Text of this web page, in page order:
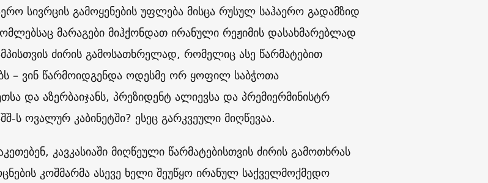
სივრცის გამოყენების უფლება მისცა რუსულ საჰაერო გადამზიდ
მარაგები მიჰქონდათ ირანული რეჟიმის დასახმარებლად
ძირის გამოსათხრელად, რომელიც ასე წარმატებით
– ვინ წარმოიდგენდა ოდესმე ორ ყოფილ საბჭოთა
და აზერბაიჯანს, პრეზიდენტ ალიევსა და პრემიერმინისტრ
ს ოვალურ კაბინეტში? ესეც გარკვეული მიღწევაა.
კავკასიაში მიღწეული წარმატებისთვის ძირის გამოთხრას
კოშმარმა ასევე ხელი შეუწყო ირანულ საქველმოქმედო